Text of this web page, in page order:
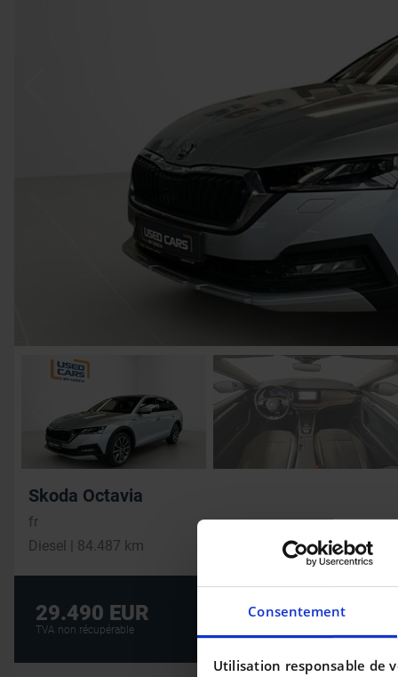
Consentement
Utilisation responsable de
Skoda Octavia
fr
Diesel | 84.487 km
29.490 EUR
TVA non récupérable
Crédit auto au